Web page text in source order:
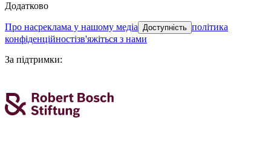
Додатково
про насреклама у нашому медіа Доступність політика
конфіденційностізв'яжіться з нами
За підтримки: